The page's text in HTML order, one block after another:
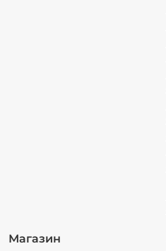
Магазин